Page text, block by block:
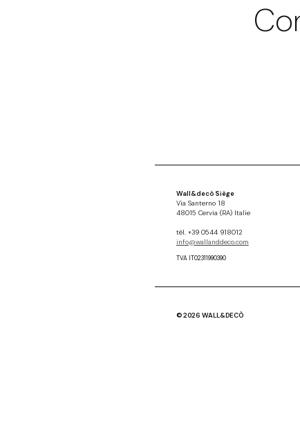
Wall&decò Siège
Via Santerno 18
48015 Cervia (RA) Italie
tél. +39 0544 918012
info@wallanddeco.com
TVA IT02311990390
© 2026 WALL&DECÒ